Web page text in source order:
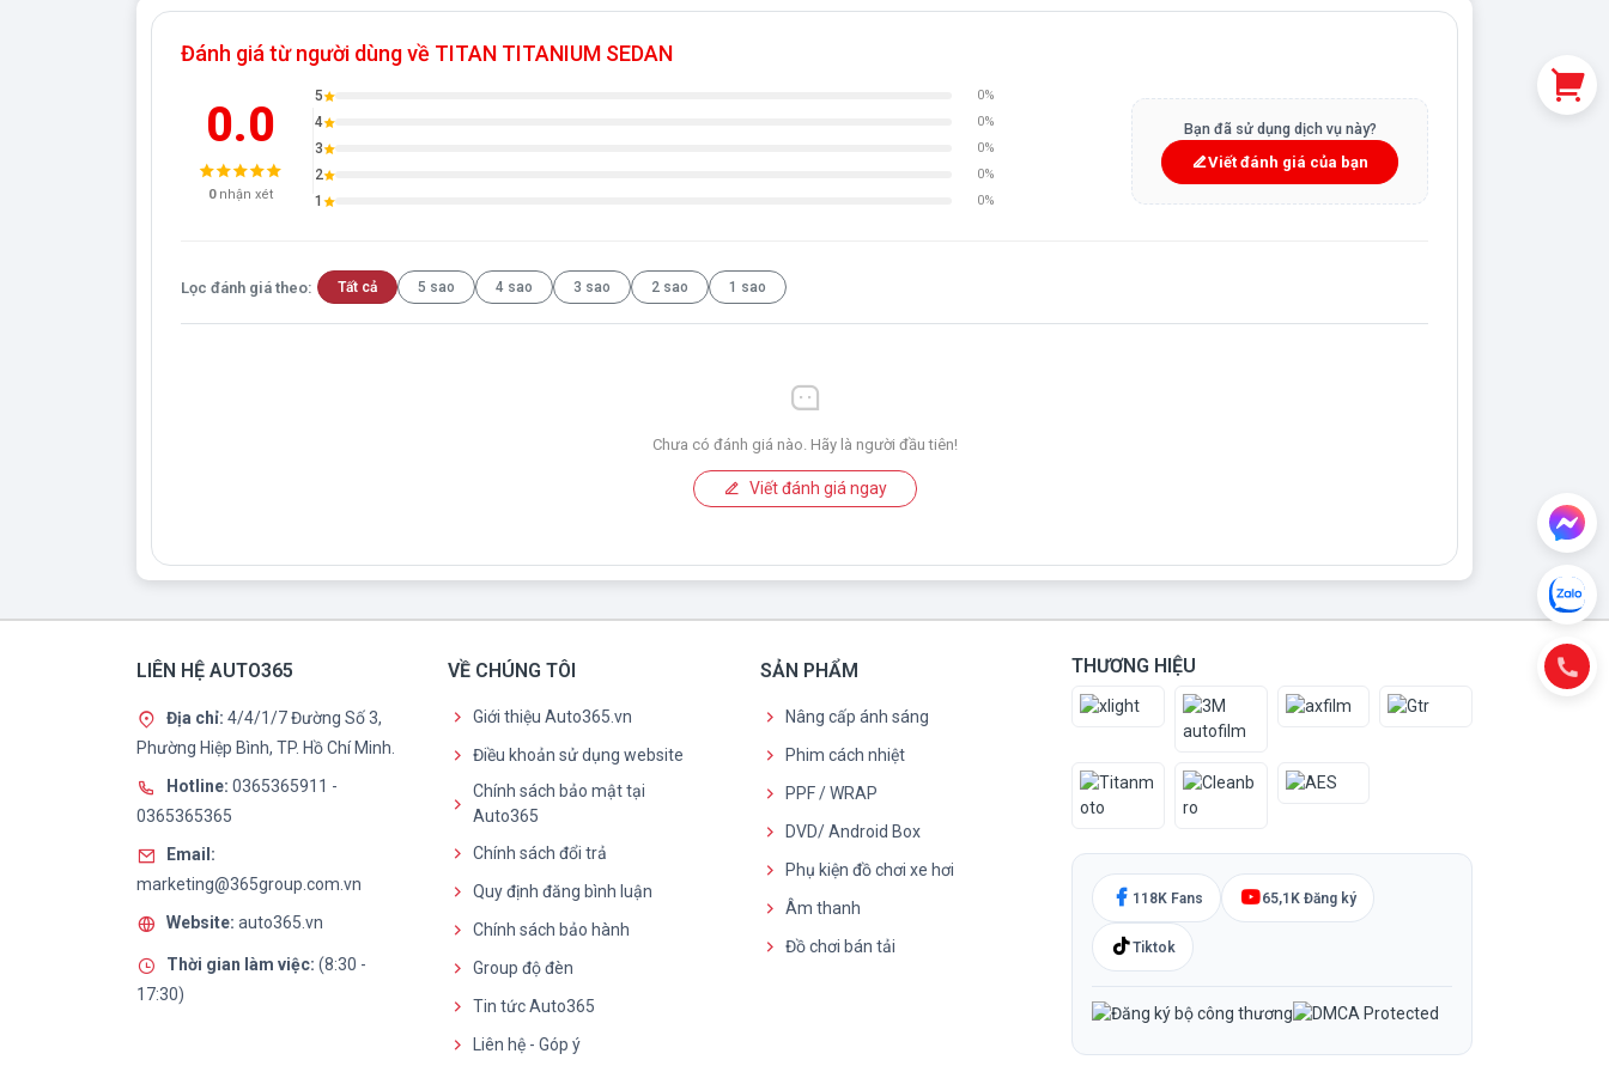
Đánh giá từ người dùng về TITAN TITANIUM SEDAN
0.0
0nhận xét
5 0%
4 0%
3 0%
2 0%
1 0%
Bạn đã sử dụng dịch vụ này?
Viết đánh giá của bạn
Lọc đánh giá theo: Tất cả 5 sao 4 sao 3 sao 2 sao 1 sao
Chưa có đánh giá nào. Hãy là người đầu tiên!
Viết đánh giá ngay
LIÊN HỆ AUTO365
Địa chỉ: 4/4/1/7 Đường Số 3,
Phường Hiệp Bình, TP. Hồ Chí Minh.
Hotline: 0365365911 -
0365365365
Email:
marketing@365group.com.vn
Website: auto365.vn
Thời gian làm việc: (8:30 -
17:30)
VỀ CHÚNG TÔI
Giới thiệu Auto365.vn
Điều khoản sử dụng website
Chính sách bảo mật tại
Auto365
Chính sách đổi trả
Quy định đăng bình luận
Chính sách bảo hành
Group độ đèn
Tin tức Auto365
Liên hệ - Góp ý
SẢN PHẨM
Nâng cấp ánh sáng
Phim cách nhiệt
PPF / WRAP
DVD/ Android Box
Phụ kiện đồ chơi xe hơi
Âm thanh
Đồ chơi bán tải
THƯƠNG HIỆU
118K Fans 65,1K Đăng ký
Tiktok